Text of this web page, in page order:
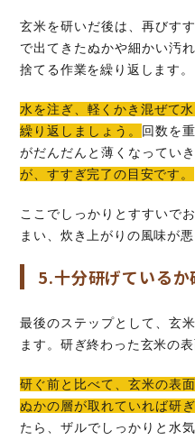
玄米を研いだ後は、再びす
で出てきたぬかや細かい汚
捨てる作業を繰り返します。
水を注ぎ、軽くかき混ぜて
繰り返しましょう。 回数を
がだんだんと薄くなってい
が、すすぎ完了の目安です。
ここでしっかりとすすいで
まい、炊き上がりの風味が
5.十分研げているか
最後のステップとして、玄
ます。研ぎ終わった玄米の
研ぐ前と比べて、玄米の表
ぬかの層が取れていれば研
たら、ザルでしっかりと水